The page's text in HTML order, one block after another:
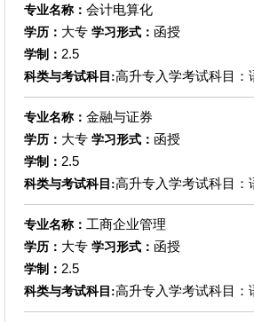
专业名称： 会计电算化
学历： 大专 学习形式： 函授
学制： 2.5
科类与考试科目:高升专入学考试科目：
专业名称： 金融与证券
学历： 大专 学习形式： 函授
学制： 2.5
科类与考试科目:高升专入学考试科目：
专业名称： 工商企业管理
学历： 大专 学习形式： 函授
学制： 2.5
科类与考试科目:高升专入学考试科目：